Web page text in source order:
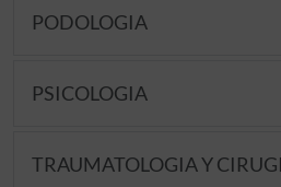
PODOLOGIA
PSICOLOGIA
TRAUMATOLOGIA Y